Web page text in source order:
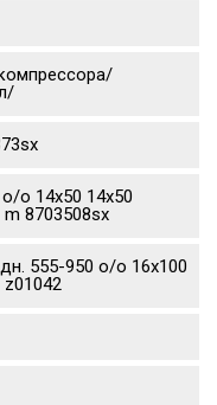
o 14x50 14x50
8703508sx
555-950 o/o 16x100